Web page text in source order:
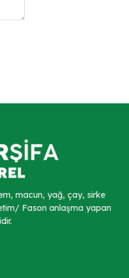
macun, yağ, çay, sirke
Fason anlaşma yapan